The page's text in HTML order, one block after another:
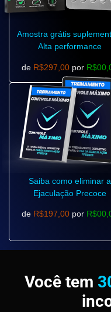
Amostra grátis
Alta performance
de R$297,00 por
Saiba como eliminar a
Ejaculação Precoce
de R$197,00 por
Você tem